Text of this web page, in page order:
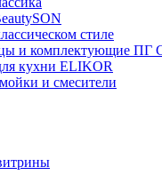
стиле
и комплектующие ПГ
кухни ELIKOR
и смесители